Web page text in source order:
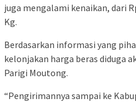
juga mengalami kenaikan, dari
Kg.
Berdasarkan informasi yang
kelonjakan harga beras diduga
Parigi Moutong.
“Pengirimannya sampai ke